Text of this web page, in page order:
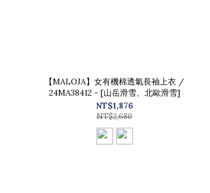
【MALOJA】女有機棉透氣長袖上衣 /
24MA38412 - [山岳滑雪、北歐滑雪]
NT$1,876
NT$2,680